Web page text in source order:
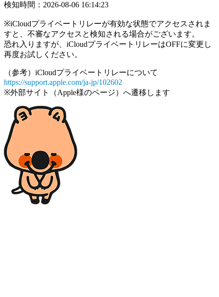
検知時間：2026-08-06 16:14:23
※iCloudプライベートリレーが有効な状態でアクセスされま
すと、不審なアクセスと検知される場合がございます。
恐れ入りますが、iCloudプライベートリレーはOFFに変更し
再度お試しください。
（参考）iCloudプライベートリレーについて
https://support.apple.com/ja-jp/102602
※外部サイト（Apple様のページ）へ遷移します